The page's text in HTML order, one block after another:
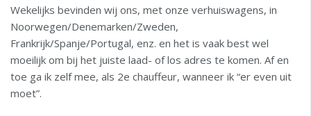
Wekelijks bevinden wij ons, met onze verhuiswagens, in
Noorwegen/Denemarken/Zweden,
Frankrijk/Spanje/Portugal, enz. en het is vaak best wel
moeilijk om bij het juiste laad- of los adres te komen. Af en
toe ga ik zelf mee, als 2e chauffeur, wanneer ik “er even uit
moet”.